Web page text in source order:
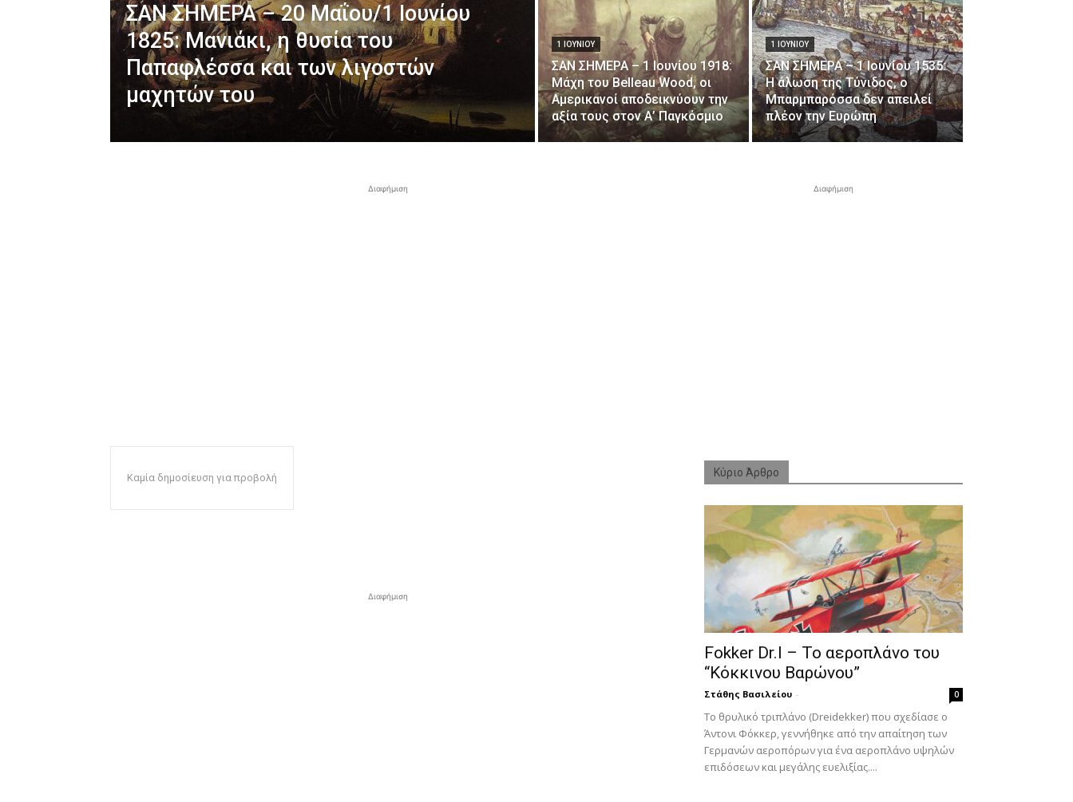
ΣΑΝ ΣΗΜΕΡΑ – 20 Μαΐου/1 Ιουνίου
1825: Μανιάκι, η θυσία του
Παπαφλέσσα και των λιγοστών
μαχητών του
1 ΙΟΥΝΊΟΥ
ΣΑΝ ΣΗΜΕΡΑ – 1 Ιουνίου 1918:
Μάχη του Belleau Wood, οι
Αμερικανοί αποδεικνύουν την
αξία τους στον Α’ Παγκόσμιο
1 ΙΟΥΝΊΟΥ
ΣΑΝ ΣΗΜΕΡΑ – 1 Ιουνίου 1535:
Η άλωση της Τύνιδος, ο
Μπαρμπαρόσσα δεν απειλεί
πλέον την Ευρώπη
Διαφήμιση
Καμία δημοσίευση για προβολή
Διαφήμιση
Διαφήμιση
Κύριο Άρθρο
Fokker Dr.I – To αεροπλάνο του
“Κόκκινου Βαρώνου”
Στάθης Βασιλείου - 0
Tο θρυλικό τριπλάνο (Dreidekker) που σχεδίασε ο
Άντονι Φόκκερ, γεννήθηκε από την απαίτηση των
Γερμανών αεροπόρων για ένα αεροπλάνο υψηλών
επιδόσεων και μεγάλης ευελιξίας....